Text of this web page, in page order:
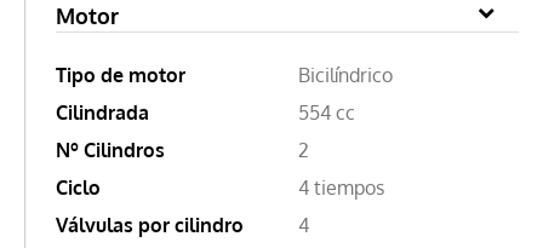
Motor
Tipo de motor
Bicilíndrico
Cilindrada
554 cc
Nº Cilindros
2
Ciclo
4 tiempos
Válvulas por cilindro
4